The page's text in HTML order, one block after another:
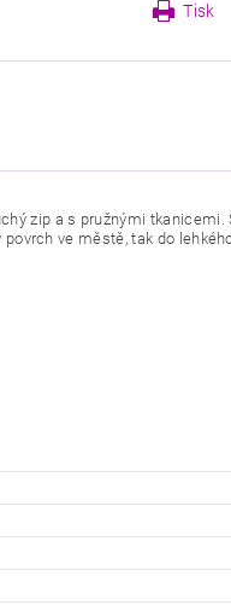
Tisk
zip a s pružnými
ve městě, tak do